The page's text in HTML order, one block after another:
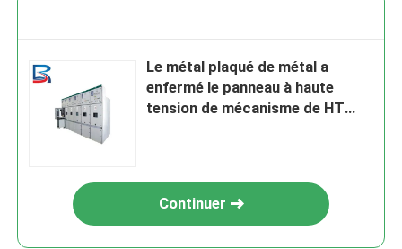
Le métal plaqué de métal a
enfermé le panneau à haute
tension de mécanisme de HT
Continuer